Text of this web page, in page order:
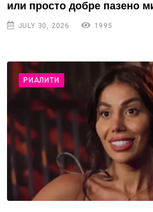
или просто добре пазено
JULY 30, 2026 1995
РИАЛИТИ